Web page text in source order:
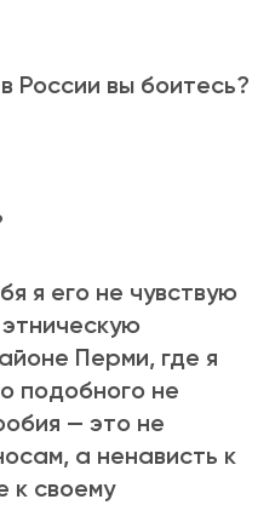
России вы боитесь?
я его не чувствую
Перми, где я
подобного не
— это не
а ненависть к
к своему